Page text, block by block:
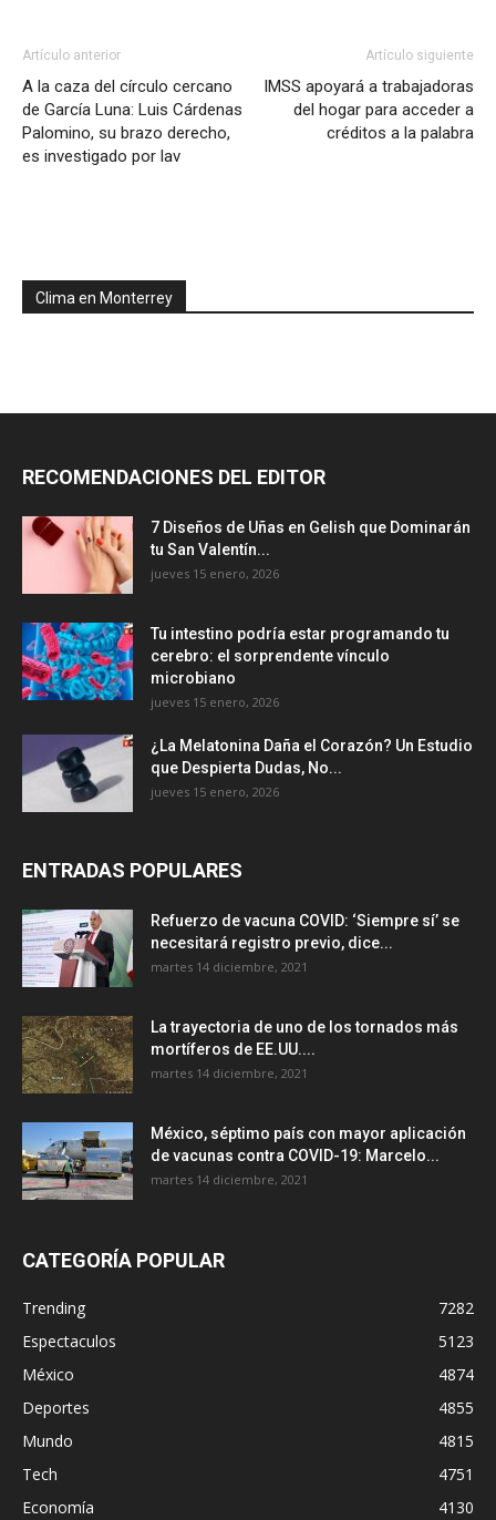
Artículo anterior
A la caza del círculo cercano
de García Luna: Luis Cárdenas
Palomino, su brazo derecho,
es investigado por lav
Artículo siguiente
IMSS apoyará a trabajadoras
del hogar para acceder a
créditos a la palabra
Clima en Monterrey
RECOMENDACIONES DEL EDITOR
7 Diseños de Uñas en Gelish que Dominarán
tu San Valentín...
jueves 15 enero, 2026
Tu intestino podría estar programando tu
cerebro: el sorprendente vínculo
microbiano
jueves 15 enero, 2026
¿La Melatonina Daña el Corazón? Un Estudio
que Despierta Dudas, No...
jueves 15 enero, 2026
ENTRADAS POPULARES
Refuerzo de vacuna COVID: ‘Siempre sí’ se
necesitará registro previo, dice...
martes 14 diciembre, 2021
La trayectoria de uno de los tornados más
mortíferos de EE.UU....
martes 14 diciembre, 2021
México, séptimo país con mayor aplicación
de vacunas contra COVID-19: Marcelo...
martes 14 diciembre, 2021
CATEGORÍA POPULAR
Trending
7282
Espectaculos
5123
México
4874
Deportes
4855
Mundo
4815
Tech
4751
Economía
4130